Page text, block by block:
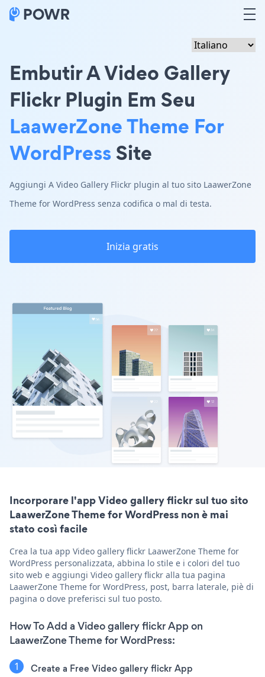
Embutir A Video Gallery
Flickr Plugin Em Seu
LaawerZone Theme For
WordPressSite
Aggiungi A Video Gallery Flickr plugin al tuo sito LaawerZone
Theme for WordPress senza codifica o mal di testa.
Inizia gratis
Incorporare l'app Video gallery flickr sul tuo sito
LaawerZone Theme for WordPress non è mai
stato così facile
Crea la tua app Video gallery flickr LaawerZone Theme for
WordPress personalizzata, abbina lo stile e i colori del tuo
sito web e aggiungi Video gallery flickr alla tua pagina
LaawerZone Theme for WordPress, post, barra laterale, piè di
pagina o dove preferisci sul tuo posto.
How To Add a Video gallery flickr App on
LaawerZone Theme for WordPress:
Create a Free Video gallery flickr App